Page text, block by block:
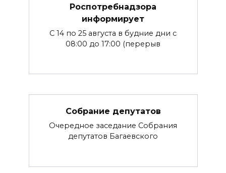
Роспотребнадзора
информирует
С 14 по 25 августа в будние дни с
08:00 до 17:00 (перерыв
Собрание депутатов
Очередное заседание Собрания
депутатов Багаевского